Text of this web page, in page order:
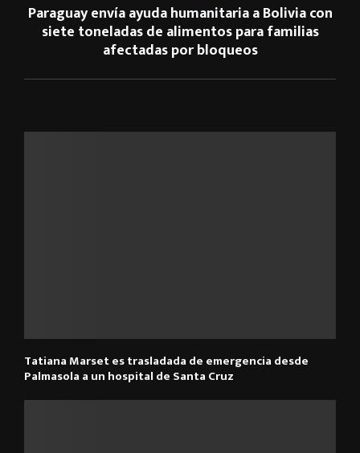
Paraguay envía ayuda humanitaria a Bolivia con
siete toneladas de alimentos para familias
afectadas por bloqueos
Tatiana Marset es trasladada de emergencia desde
Palmasola a un hospital de Santa Cruz